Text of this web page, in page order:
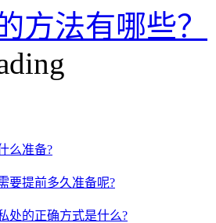
方法有哪些？
么准备?
要提前多久准备呢?
处的正确方式是什么?